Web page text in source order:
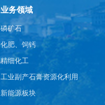
业务领域
磷矿石
化肥、饲钙
精细化工
工业副产石膏资源化利用
新能源板块